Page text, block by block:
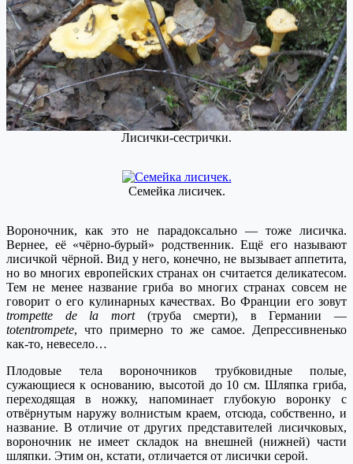
Лисички-сестрички.
Семейка лисичек.
Вороночник, как это не парадоксально — тоже лисичка.
Вернее, её «чёрно-бурый» родственник. Ещё его называют
лисичкой чёрной. Вид у него, конечно, не вызывает аппетита,
но во многих европейских странах он считается деликатесом.
Тем не менее название гриба во многих странах совсем не
говорит о его кулинарных качествах. ВоФранции его зовут
trompette de la mort (труба смерти), в Германии —
totentrompete,что примерно то же самое. Депрессивненько
как-то, невесело…
Плодовые тела вороночников трубковидные полые,
сужающиеся к основанию, высотой до 10 см. Шляпка гриба,
переходящая в ножку,
напоминает глубокую воронку с
отвёрнутым наружу волнистым краем, отсюда, собственно, и
название. В отличие от других представителей лисичковых,
вороночник не имеет складок на внешней (нижней) части
шляпки. Этим он, кстати, отличается от лисички серой.